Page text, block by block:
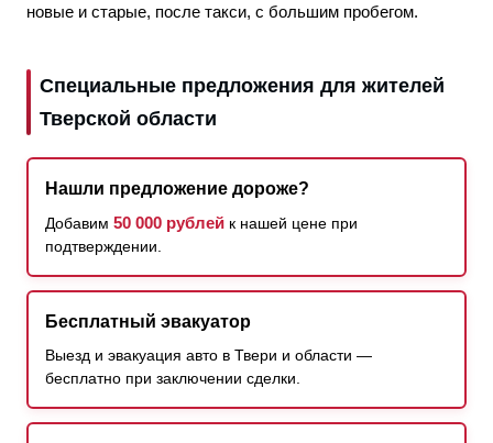
новые и старые, после такси, с большим пробегом.
Специальные предложения для жителей
Тверской области
Нашли предложение дороже?
Добавим 50 000 рублей к нашей цене при
подтверждении.
Бесплатный эвакуатор
Выезд и эвакуация авто в Твери и области —
бесплатно при заключении сделки.